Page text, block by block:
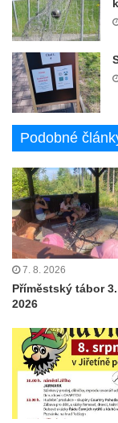
Podobné
7. 8. 2026
Příměstský tábor 3.
2026